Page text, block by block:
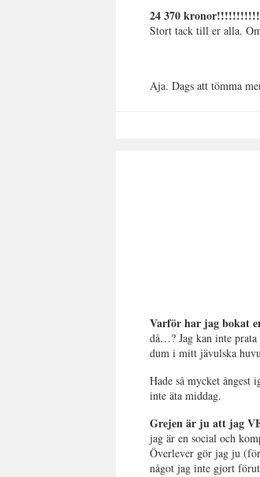
24 370
Stort tack till er alla.
Aja. Dags att tömma
Varför har jag bokat
då…? Jag kan inte
dum i mitt jävulska
Hade så mycket ångest
inte äta middag.
Grejen är ju att jag
jag är en social och
Överlever gör jag ju
något jag inte gjort